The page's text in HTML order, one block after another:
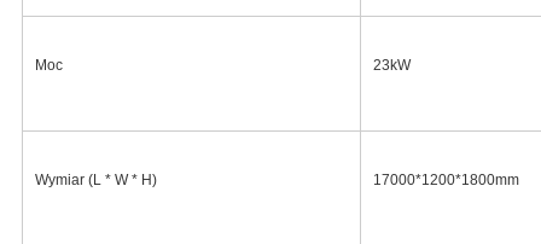
Moc 23kW
Wymiar (L * W * H) 17000*1200*1800mm